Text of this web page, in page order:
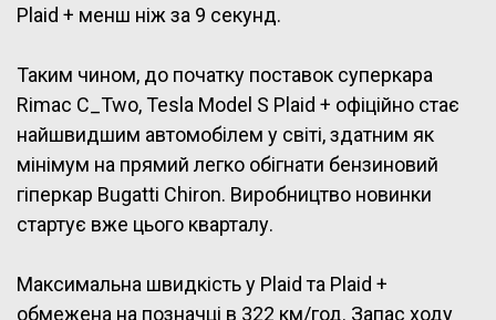
Plaid + менш ніж за 9 секунд.
Таким чином, до початку поставок суперкара
Rimac C_Two, Tesla Model S Plaid + офіційно стає
найшвидшим автомобілем у світі, здатним як
мінімум на прямий легко обігнати бензиновий
гіперкар Bugatti Chiron. Виробництво новинки
стартує вже цього кварталу.
Максимальна швидкість у Plaid та Plaid +
обмежена на позначці в 322 км/год. Запас ходу